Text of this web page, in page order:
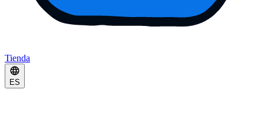
Tienda
ES